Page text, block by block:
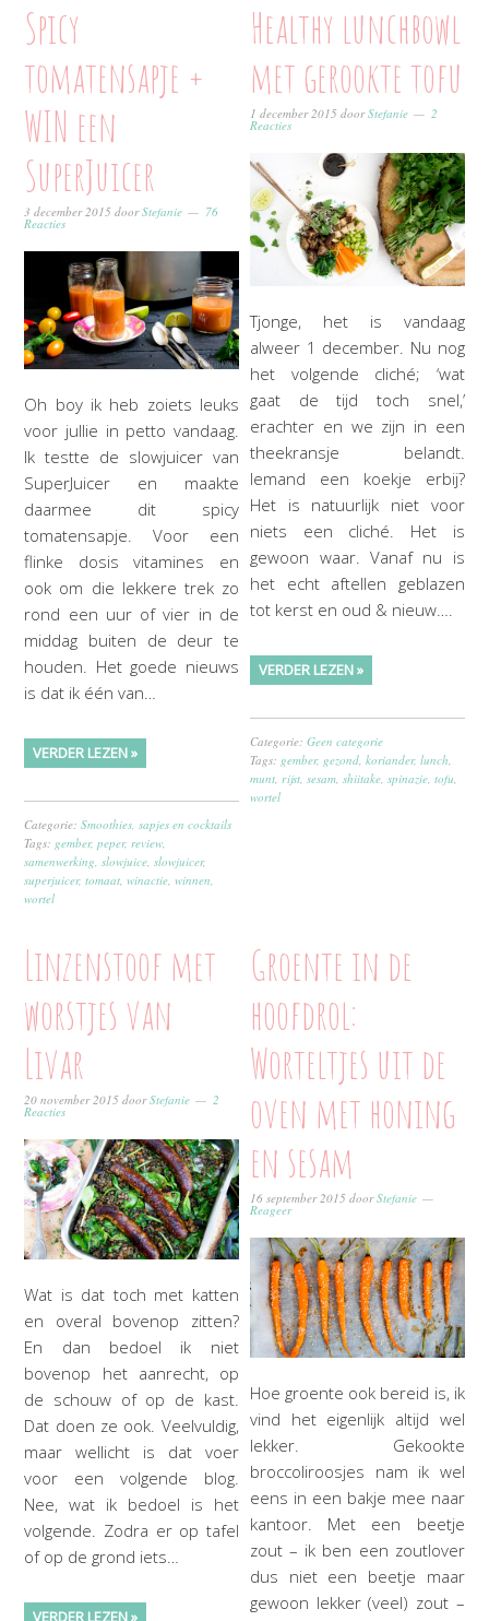
Spicy
tomatensapje +
WIN een
SuperJuicer
3 december 2015 doorStefanie 76
Reacties
Oh boy ik heb zoiets leuks
voor jullie in petto vandaag.
Ik testte de slowjuicer van
SuperJuicer en maakte
daarmee dit spicy
tomatensapje. Voor een
flinke dosis vitamines en
ook om die lekkere trek zo
rond een uur of vier in de
middag buiten de deur te
houden. Het goede nieuws
is dat ik één van…
VERDER LEZEN »
Categorie:Smoothies, sapjes en cocktails
Tags: gember,peper, review
samenwerking ,slowjuice ,slowjuicer,
superjuicer,tomaat ,winactie ,winnen
wortel
Healthy lunchbowl
met gerookte tofu
1 december 2015 doorStefanie 2
Reacties
Tjonge, het is vandaag
alweer 1 december. Nu nog
het volgende cliché; ‘wat
gaat de tijd toch snel,’
erachter en we zijn in een
theekransje belandt.
Iemand een koekje erbij?
Het is natuurlijk niet voor
niets een cliché. Het is
gewoon waar. Vanaf nu is
het echt aftellen geblazen
tot kerst en oud & nieuw….
VERDER LEZEN »
Categorie:Geen categorie
Tags: gember, gezond ,koriander,lunch
munt rijst ,sesam ,shiitake ,spinazie ,tofu
wortel
Linzenstoof met
worstjes van
Livar
20 november 2015 doorStefanie 2
Reacties
Wat is dat toch met katten
en overal bovenop zitten?
En dan bedoel ik niet
bovenop het aanrecht, op
de schouw of op de kast.
Dat doen ze ook. Veelvuldig,
maar wellicht is dat voer
voor een volgende blog.
Nee, wat ik bedoel is het
volgende. Zodra er op tafel
of op de grond iets…
VERDER LEZEN »
Groente in de
hoofdrol:
Worteltjes uit de
oven met honing
en sesam
16 september 2015 doorStefanie
Reageer
Hoe groente ook bereid is, ik
vind het eigenlijk altijd wel
lekker. Gekookte
broccoliroosjes nam ik wel
eens in een bakje mee naar
kantoor. Met een beetje
zout – ik ben een zoutlover
dus niet een beetje maar
gewoon lekker (veel) zout –